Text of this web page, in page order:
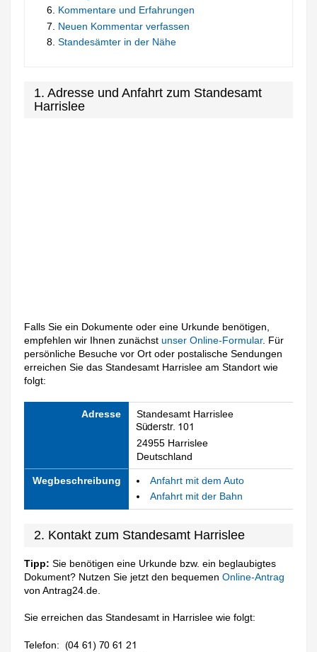
Kommentare und Erfahrungen
Neuen Kommentar verfassen
Standesämter in der Nähe
1. Adresse und Anfahrt zum Standesamt
Harrislee
Falls Sie ein Dokumente oder eine Urkunde benötigen,
empfehlen wir Ihnen zunächstunser Online-Formular. Für
persönliche Besuche vor Ort oder postalische Sendungen
erreichen Sie das Standesamt Harrislee am Standort wie
folgt:
Adresse Standesamt Harrislee
24955 Harrislee
Deutschland
Wegbeschreibung
Anfahrt mit dem Auto
Anfahrt mit der Bahn
2. Kontakt zum Standesamt Harrislee
Tipp: Sie benötigen eine Urkunde bzw. ein beglaubigtes
Dokument? Nutzen Sie jetzt den bequemenOnline-Antrag
von Antrag24.de.
Sie erreichen das Standesamt in Harrislee wie folgt:
Telefon: